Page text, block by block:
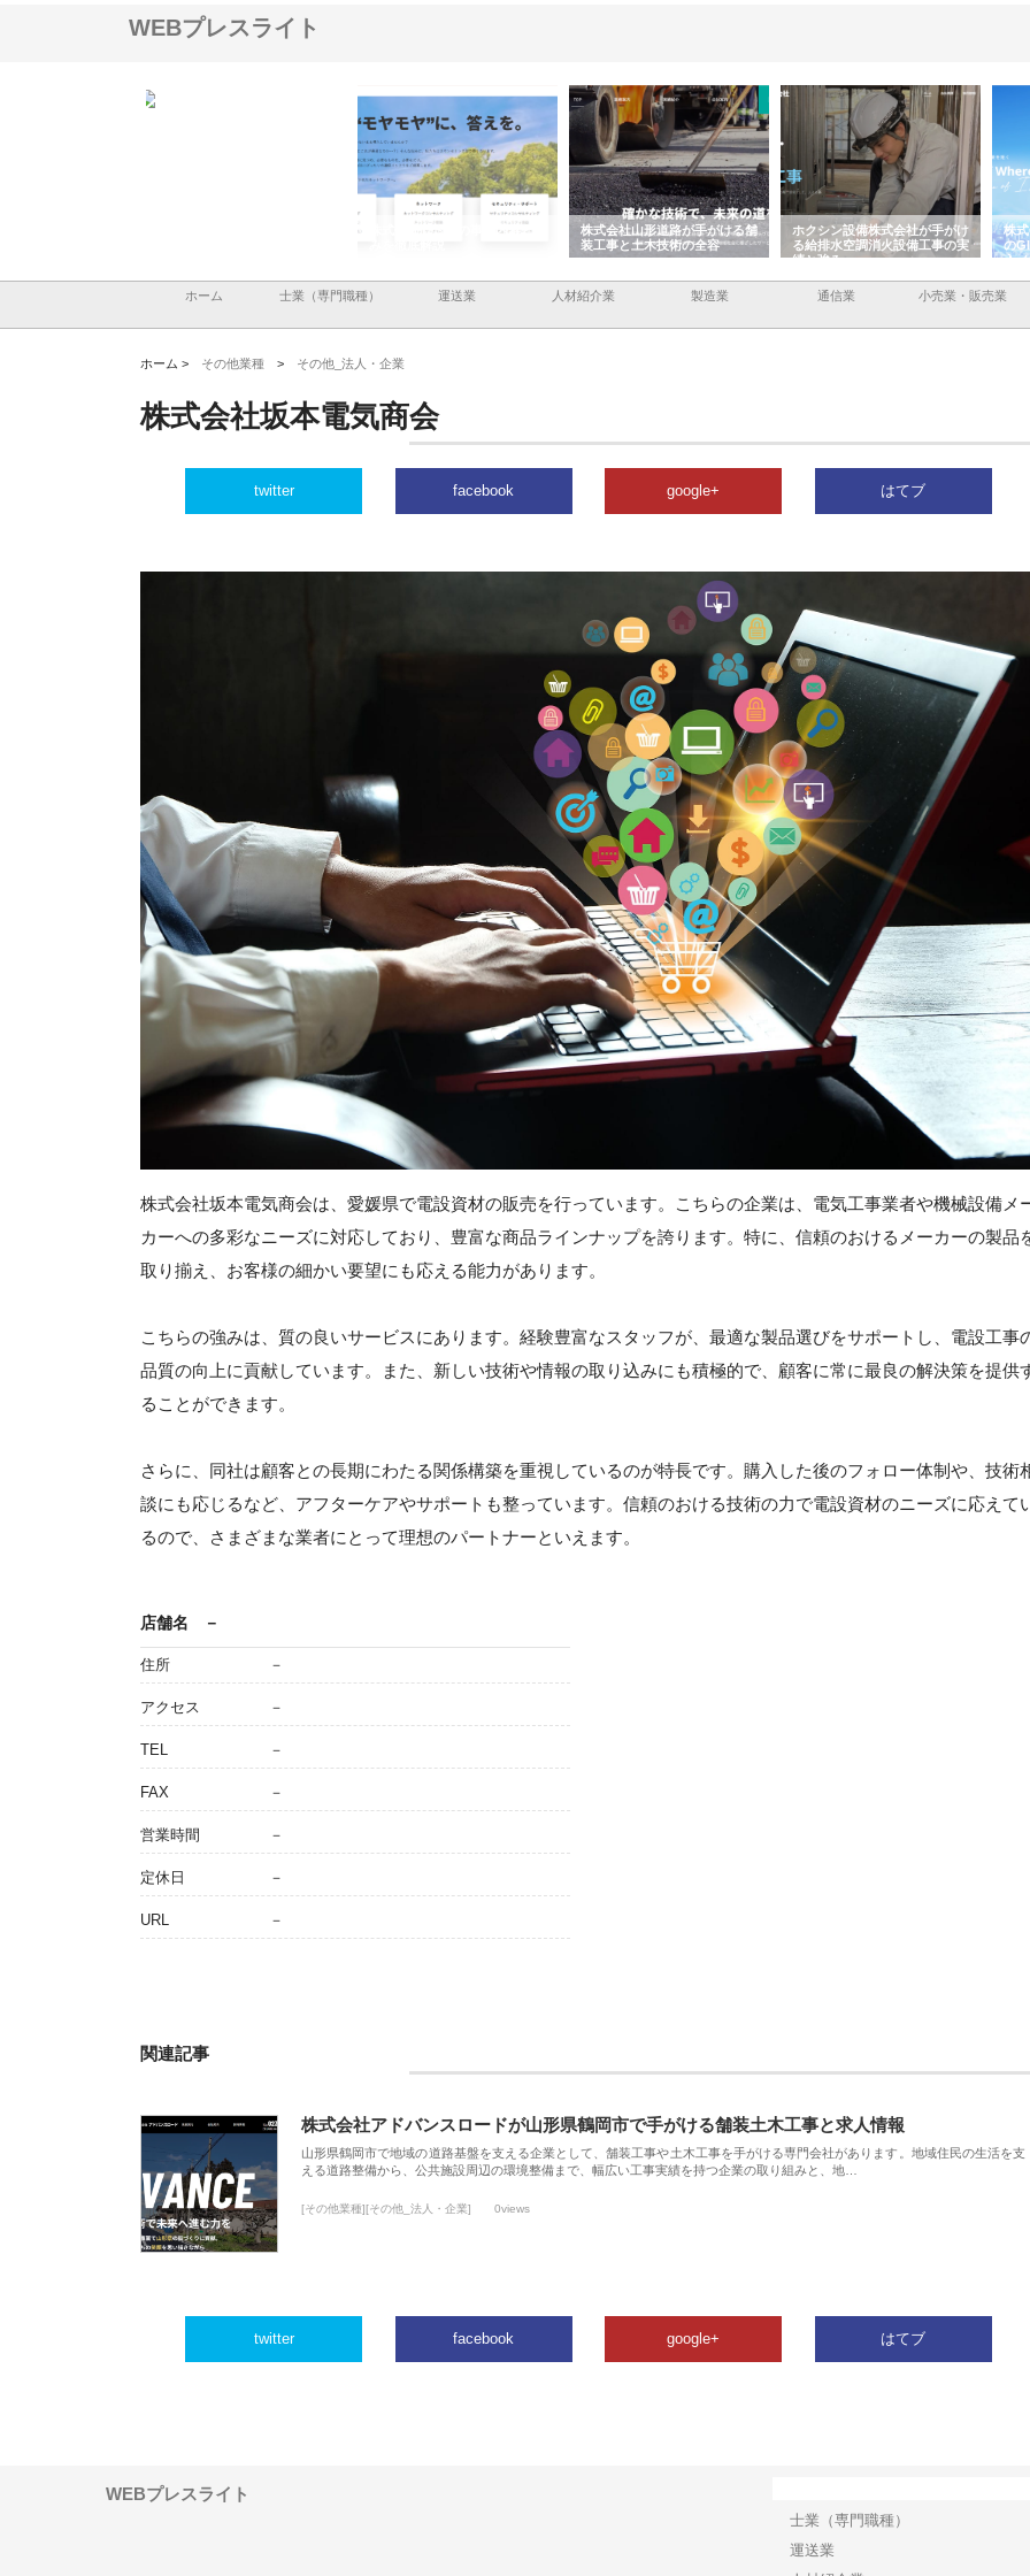
WEBプレスライト
株式会社ＣＳＡの事業内容と強
株式会社山形道路が手がける舗
装工事と土木技術の全容
ホクシン設備株式会社が手がけ
る給排水空調消火設備工事の実
績と強み
株
の
入
ホーム 士業（専門職種） 運送業 人材紹介業 製造業 通信業 小売業・販売業
ホーム > その他業種 > その他_法人・企業
株式会社坂本電気商会
twitter facebook google+ はてブ
株式会社坂本電気商会は、愛媛県で電設資材の販売を行っています。こちらの企業は、電気工事業者や機械設備メ
カーへの多彩なニーズに対応しており、豊富な商品ラインナップを誇ります。特に、信頼のおけるメーカーの製品
取り揃え、お客様の細かい要望にも応える能力があります。
こちらの強みは、質の良いサービスにあります。経験豊富なスタッフが、最適な製品選びをサポートし、電設工事
品質の向上に貢献しています。また、新しい技術や情報の取り込みにも積極的で、顧客に常に最良の解決策を提供
ることができます。
さらに、同社は顧客との長期にわたる関係構築を重視しているのが特長です。購入した後のフォロー体制や、技術
談にも応じるなど、アフターケアやサポートも整っています。信頼のおける技術の力で電設資材のニーズに応えて
るので、さまざまな業者にとって理想のパートナーといえます。
店舗名 －
住所 －
アクセス －
TEL －
FAX －
営業時間 －
定休日 －
URL －
関連記事
株式会社アドバンスロードが山形県鶴岡市で手がける舗装土木工事と求人情報
山形県鶴岡市で地域の道路基盤を支える企業として、舗装工事や土木工事を手がける専門会社があります。地域住民の生活を支
える道路整備から、公共施設周辺の環境整備まで、幅広い工事実績を持つ企業の取り組みと、地…
[その他業種][その他_法人・企業] 0views
twitter facebook google+ はてブ
WEBプレスライト
士業（専門職種）
運送業